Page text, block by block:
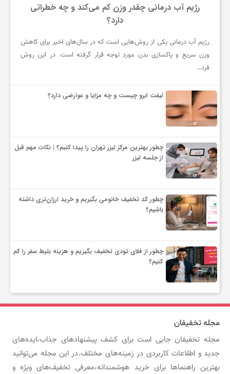
رژیم آب درمانی چقدر وزن کم می‌کند و چه خطراتی
دارد؟
رژیم آب درمانی یکی از روش‌هایی است که در سال‌های اخیر برای کاهش
وزن سریع و پاکسازی بدن مورد توجه قرار گرفته است. در این روش
فرد…
لیفت ابرو چیست و چه مزایا و عوارضی دارد؟
چطور بهترین مرکز لیزر تهران را پیدا کنیم؟ | نکات مهم قبل
از جلسه لیزر
چطور کد تخفیف خانومی بگیریم و خرید ارزان‌تری داشته
باشیم؟
چطور از فلای تودی تخفیف بگیریم و هزینه بلیط سفر را کم
کنیم؟
مجله تخفیفان
مجله تخفیفان جایی است برای کشف پیشنهادهای جذاب،ایده‌های
جدید و اطلاعات کاربردی در زمینه‌های مختلف.در این مجله می‌توانید
بهترین راهنماها برای خرید هوشمندانه،معرفی تخفیف‌های ویژه و